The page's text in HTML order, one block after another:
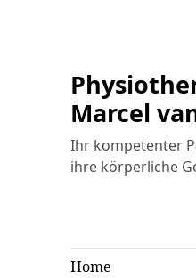
Marcel
Ihr kompetenter
ihre körperliche
Home